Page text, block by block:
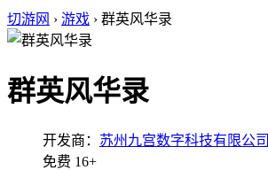
切游网 › 游戏 › 群英风华录
群英风华录
开发商： 苏州九宫数字科技有限公司
免费 16+